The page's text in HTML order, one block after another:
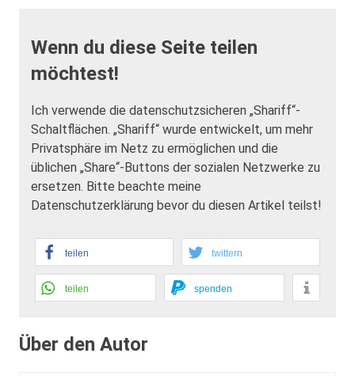
Wenn du diese Seite teilen
möchtest!
Ich verwende die datenschutzsicheren „Shariff“-
Schaltflächen. „Shariff“ wurde entwickelt, um mehr
Privatsphäre im Netz zu ermöglichen und die
üblichen „Share“-Buttons der sozialen Netzwerke zu
ersetzen. Bitte beachte meine
Datenschutzerklärung bevor du diesen Artikel teilst!
teilen twittern
teilen spenden
Über den Autor